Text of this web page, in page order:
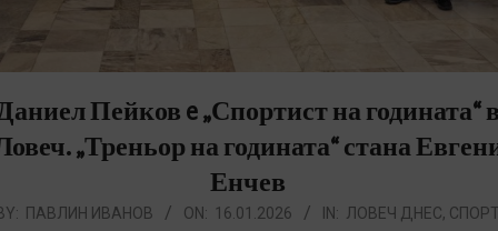
Пейков e „Спортист на годината“
„Треньор на годината“ стана
Енчев
ПАВЛИН ИВАНОВ ON: 16.01.2026 IN: ЛОВЕЧ ДНЕС,